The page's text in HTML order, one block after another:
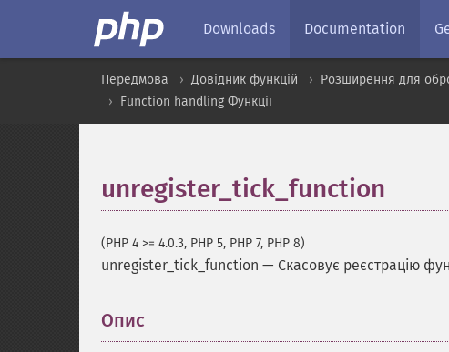
Downloads Documentation
Передмова Довідник функцій Розширення для
Function handling Функції
unregister_tick_function
(PHP 4 >= 4.0.3, PHP 5, PHP 7, PHP 8)
unregister_tick_function — Скасовує реєстрацію
Опис